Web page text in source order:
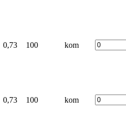
0,73 100 kom
0,73 100 kom